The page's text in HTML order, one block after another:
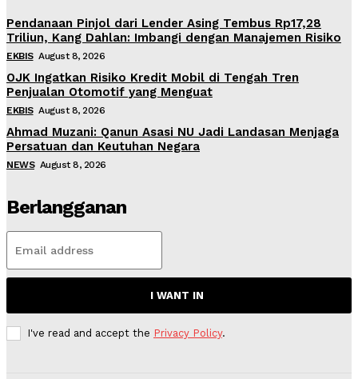
Pendanaan Pinjol dari Lender Asing Tembus Rp17,28
Triliun, Kang Dahlan: Imbangi dengan Manajemen Risiko
EKBIS August 8, 2026
OJK Ingatkan Risiko Kredit Mobil di Tengah Tren
Penjualan Otomotif yang Menguat
EKBIS August 8, 2026
Ahmad Muzani: Qanun Asasi NU Jadi Landasan Menjaga
Persatuan dan Keutuhan Negara
NEWS August 8, 2026
Berlangganan
I WANT IN
I've read and accept the Privacy Policy.